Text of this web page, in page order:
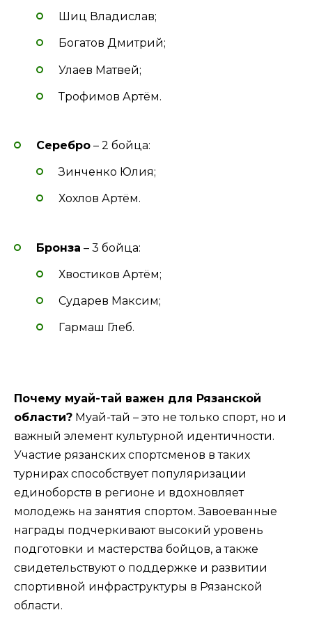
Шиц Владислав;
Богатов Дмитрий;
Улаев Матвей;
Трофимов Артём.
Серебро – 2 бойца:
Зинченко Юлия;
Хохлов Артём.
Бронза – 3 бойца:
Хвостиков Артём;
Сударев Максим;
Гармаш Глеб.
Почему муай-тай важен для Рязанской
области? Муай-тай – это не только спорт, но и
важный элемент культурной идентичности.
Участие рязанских спортсменов в таких
турнирах способствует популяризации
единоборств в регионе и вдохновляет
молодежь на занятия спортом. Завоеванные
награды подчеркивают высокий уровень
подготовки и мастерства бойцов, а также
свидетельствуют о поддержке и развитии
спортивной инфраструктуры в Рязанской
области.